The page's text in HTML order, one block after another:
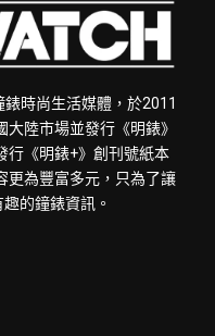
時尚生活媒體，於2011
陸市場並發行《明錶》
行《明錶+》創刊號紙本
更為豐富多元，只為了讓
的鐘錶資訊。